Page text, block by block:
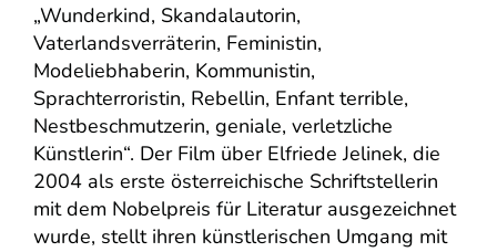
„Wunderkind, Skandalautorin,
Vaterlandsverräterin, Feministin,
Modeliebhaberin, Kommunistin,
Sprachterroristin, Rebellin, Enfant terrible,
Nestbeschmutzerin, geniale, verletzliche
Künstlerin“. Der Film über Elfriede Jelinek, die
2004 als erste österreichische Schriftstellerin
mit dem Nobelpreis für Literatur ausgezeichnet
wurde, stellt ihren künstlerischen Umgang mit